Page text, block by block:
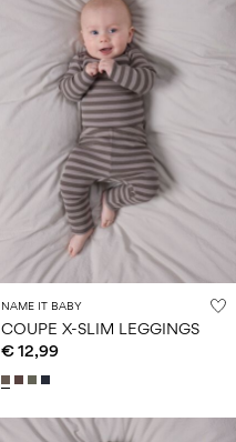
NAME IT BABY
COUPE X-SLIM LEGGINGS
€ 12,99